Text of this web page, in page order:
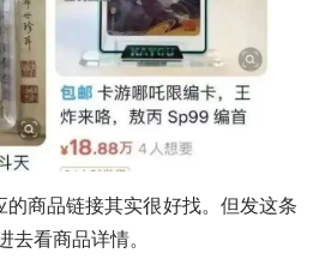
的商品链接其实很好找。但发这条
去看商品详情。